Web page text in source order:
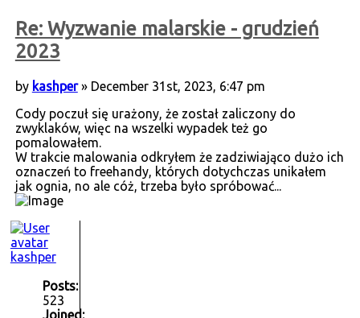
Re: Wyzwanie malarskie - grudzień
2023
by kashper» December 31st, 2023, 6:47 pm
Cody poczuł się urażony, że został zaliczony do
zwyklaków, więc na wszelki wypadek też go
pomalowałem.
W trakcie malowania odkryłem że zadziwiająco dużo ich
oznaczeń to freehandy, których dotychczas unikałem
jak ognia, no ale cóż, trzeba było spróbować...
kashper
Posts:
523
Joined: